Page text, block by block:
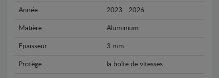
Année 2023 - 2026
Matière Aluminium
Epaisseur 3 mm
Protège la boîte de vitesses